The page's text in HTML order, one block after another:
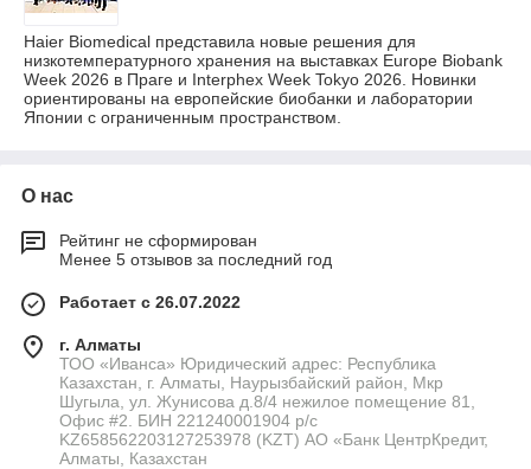
Haier Biomedical представила новые решения для
низкотемпературного хранения на выставках Europe Biobank
Week 2026 в Праге и Interphex Week Tokyo 2026. Новинки
ориентированы на европейские биобанки и лаборатории
Японии с ограниченным пространством.
О нас
Рейтинг не сформирован
Менее 5 отзывов за последний год
Работает с 26.07.2022
г. Алматы
ТОО «Иванса» Юридический адрес: Республика
Казахстан, г. Алматы, Наурызбайский район, Мкр
Шугыла, ул. Жунисова д.8/4 нежилое помещение 81,
Офис #2. БИН 221240001904 р/с
KZ658562203127253978 (KZT) АО «Банк ЦентрКредит,
Алматы, Казахстан